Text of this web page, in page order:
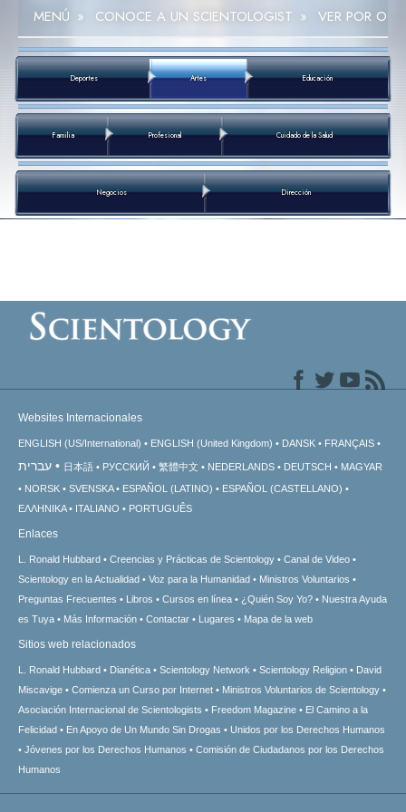
MENÚ » CONOCE A UN SCIENTOLOGIST » VER POR
Deportes Artes Educación
Familia Profesional Cuidado de la Salud
Negocios Dirección
Websites Internacionales
ENGLISH (US/International) ENGLISH (United Kingdom) DANSK FRANÇAIS
עברית 日本語 РУССКИЙ 繁體中文 NEDERLANDS DEUTSCH
MAGYAR
NORSK
SVENSKA ESPAÑOL (LATINO)
ESPAÑOL (CASTELLANO)
ΕΛΛΗΝΙΚA
ITALIANO PORTUGUÊS
Enlaces
L. Ronald Hubbard Creencias y Prácticas de Scientology
Canal de Video
Scientology en la Actualidad
Voz para la Humanidad
Ministros Voluntarios
Preguntas Frecuentes
Libros Cursos en línea ¿Quién Soy Yo?
Nuestra Ayuda
es Tuya
Más Información Contactar Lugares Mapa de la web
Sitios web relacionados
L. Ronald Hubbard Dianética Scientology Network Scientology Religion
David
Miscavige
Comienza un Curso por Internet
Ministros Voluntarios de Scientology
Asociación Internacional de Scientologists
Freedom Magazine
El Camino a la
Felicidad
En Apoyo de Un Mundo Sin Drogas
Unidos por los Derechos Humanos
Jóvenes por los Derechos Humanos
Comisión de Ciudadanos por los Derechos
Humanos